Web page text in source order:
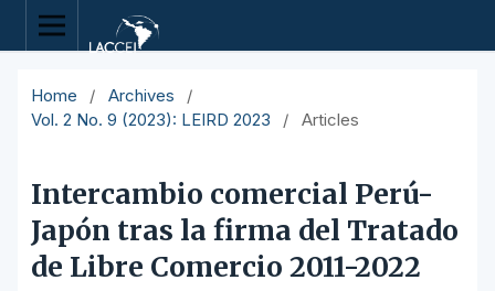
Home / Archives
/
Vol. 2 No. 9 (2023): LEIRD 2023
/ Articles
Intercambio comercial Perú-
Japón tras la firma del Tratado
de Libre Comercio 2011-2022